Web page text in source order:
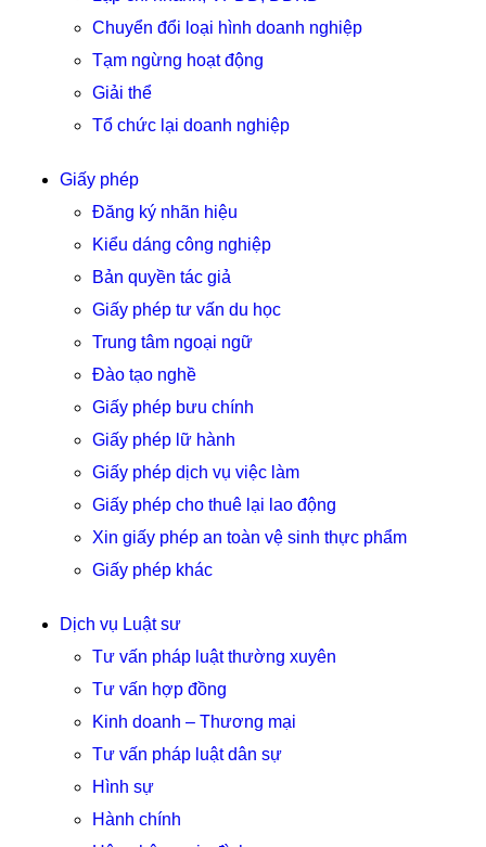
Chuyển đổi loại hình doanh nghiệp
Tạm ngừng hoạt động
Giải thể
Tổ chức lại doanh nghiệp
Giấy phép
Đăng ký nhãn hiệu
Kiểu dáng công nghiệp
Bản quyền tác giả
Giấy phép tư vấn du học
Trung tâm ngoại ngữ
Đào tạo nghề
Giấy phép bưu chính
Giấy phép lữ hành
Giấy phép dịch vụ việc làm
Giấy phép cho thuê lại lao động
Xin giấy phép an toàn vệ sinh thực phẩm
Giấy phép khác
Dịch vụ Luật sư
Tư vấn pháp luật thường xuyên
Tư vấn hợp đồng
Kinh doanh – Thương mại
Tư vấn pháp luật dân sự
Hình sự
Hành chính